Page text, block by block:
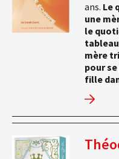
ans. Le
une
le
mère
pour
fille